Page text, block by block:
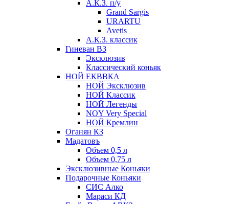
А.К.З. п/у
Grand Sargis
URARTU
Avetis
А.К.З. классик
Гиневан ВЗ
Эксклюзив
Классический коньяк
НОЙ ЕКВВКА
НОЙ Эксклюзив
НОЙ Классик
НОЙ Легенды
NOY Very Speсial
НОЙ Кремлин
Оганян КЗ
Мадатовъ
Объем 0,5 л
Объем 0,75 л
Эксклюзивные Коньяки
Подарочные Коньяки
СИС Алко
Мараси КД